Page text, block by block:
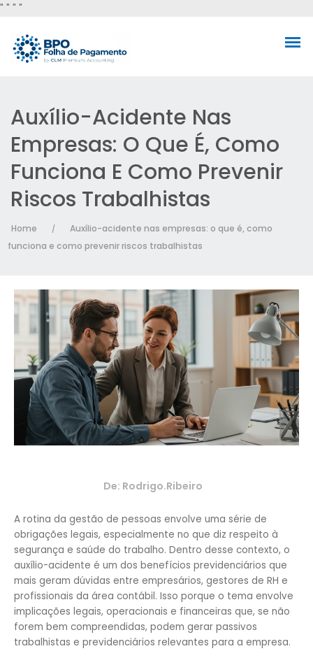
" " " "
Auxílio-Acidente Nas
Empresas: O Que É, Como
Funciona E Como Prevenir
Riscos Trabalhistas
Home /
Auxílio-acidente nas empresas: o que é, como
funciona e como prevenir riscos trabalhistas
De: Rodrigo.ribeiro
A rotina da gestão de pessoas envolve uma série de
obrigações legais, especialmente no que diz respeito à
segurança e saúde do trabalho. Dentro desse contexto, o
auxílio-acidente é um dos benefícios previdenciários que
mais geram dúvidas entre empresários, gestores de RH e
profissionais da área contábil. Isso porque o tema envolve
implicações legais, operacionais e financeiras que, se não
forem bem compreendidas, podem gerar passivos
trabalhistas e previdenciários relevantes para a empresa.